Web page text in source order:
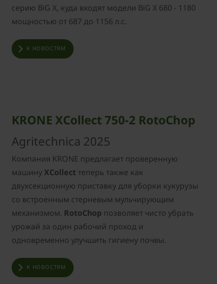
серию BiG X, куда входят модели BiG X 680 - 1180
мощностью от 687 до 1156 л.с.
К НОВОСТЯМ
KRONE XCollect 750-2 RotoChop
Agritechnica 2025
Компания KRONE предлагает проверенную
машинуXCollect теперь также как
двухсекционную приставку для уборки кукурузы
со встроенным стерневым мульчирующим
механизмом. RotoChop позволяет чисто убрать
урожай за один рабочий проход и
одновременно улучшить гигиену почвы.
К НОВОСТЯМ